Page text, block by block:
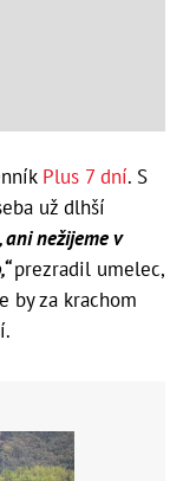
Plus 7 dní. S
už dlhší
ani nežijeme v
prezradil umelec,
by za krachom